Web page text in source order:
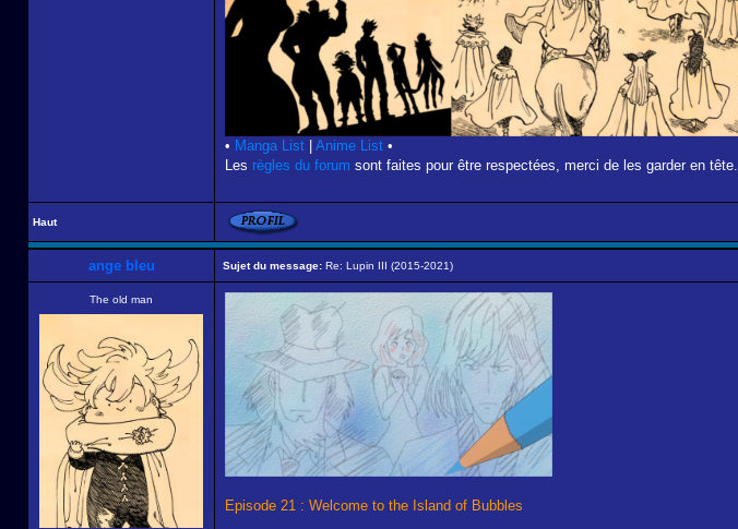
• Manga List Anime List •
Les règles du forum sont faites pour être respectées, merci de les garder en tête.
Haut
ange bleu Sujet du message: Re: Lupin III (2015-2021)
The old man
Episode 21 : Welcome to the Island of Bubbles